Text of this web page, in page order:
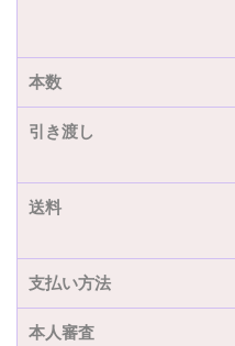
本数
引き渡し
送料
支払い方法
本人審査